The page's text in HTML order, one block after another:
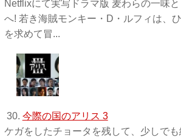
Netflixにて実写ドラマ版 麦わらの一味
へ! 若き海賊モンキー・D・ルフィは、
を求めて冒...
30. 今際の国のアリス 3
ケガをしたチョータを残して、少しで